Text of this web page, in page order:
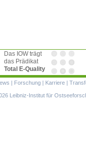
Das IOW trägt
das Prädikat
Total E-Quality
| Forschung | Karriere |
Leibniz-Institut für